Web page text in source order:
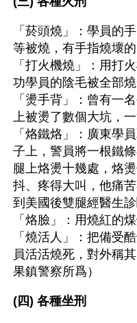
「菸頭燒」：學員的
等被燒，有手指燒壞
「打火機燒」：用打
功學員的陰毛被全部燒
「燙手背」：曾有一
上被燙了數個大坑，
「烙鐵烙」：廣東學
子上，警員將一根鐵
腿上烙燙十幾處，烙
抖、疼得大叫，他痛
到美國後雙腿經醫生
「烙臉」：用燒紅的
「燒活人」：把備受
員活活燒死，對外稱
果鎮警察所爲）
(四) 各種坐刑